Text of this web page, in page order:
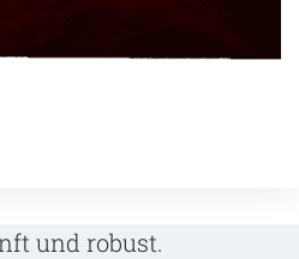
und robust.